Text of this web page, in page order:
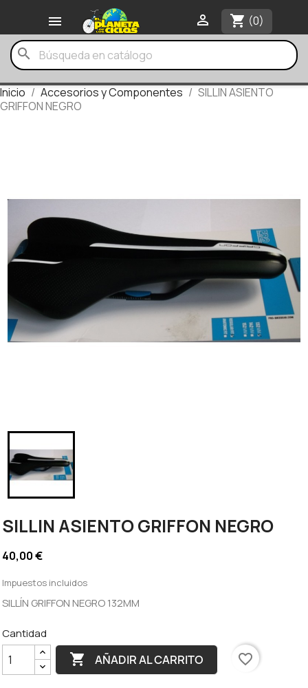
 shopping_cart (0)

search
Inicio Accesorios y Componentes
SILLIN ASIENTO
GRIFFON NEGRO
SILLIN ASIENTO GRIFFON NEGRO
40,00 €
Impuestos incluidos
SILLÍN GRIFFON NEGRO 132MM
Cantidad
 AÑADIR AL CARRITO favorite_border